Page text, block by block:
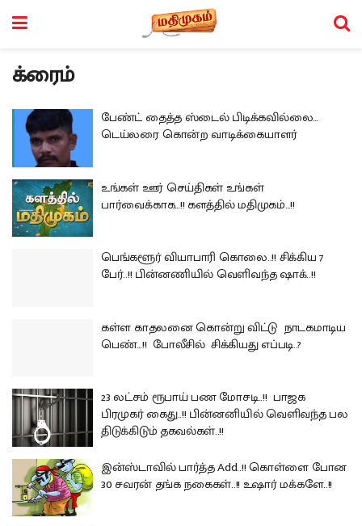
க்ரைம்
பேண்ட் தைத்த ஸ்டைல் பிடிக்கவில்லை…
டெய்லரை கொன்ற வாடிக்கையாளர்
உங்கள் ஊர் செய்திகள் உங்கள்
பார்வைக்காக…!! களத்தில் மதிமுகம்…!!
பெங்களூர் வியாபாரி கொலை..!! சிக்கிய 7
பேர்..!! பின்னணியில் வெளிவந்த ஷாக்..!!
கள்ள காதலனை கொன்று விட்டு நாடகமாடிய
பெண்…!! போலீசில் சிக்கியது எப்படி..?
23 லட்சம் ரூபாய் பண மோசடி..!! பாஜக
பிரமுகர் கைது..!! பின்னனியில் வெளிவந்த பல
திடுக்கிடும் தகவல்கள்..!!
இன்ஸ்டாவில் பார்த்த Add..!! கொள்ளை போன
30 சவரன் தங்க நகைகள்..!! உஷார் மக்களே..!!